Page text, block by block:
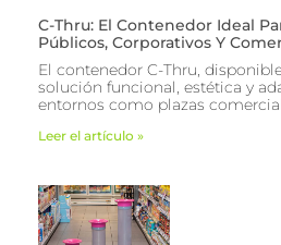
C-Thru: El Contenedor Ideal
Públicos, Corporativos Y
El contenedor C-Thru,
solución funcional, estética y
entornos como plazas
Leer el artículo »